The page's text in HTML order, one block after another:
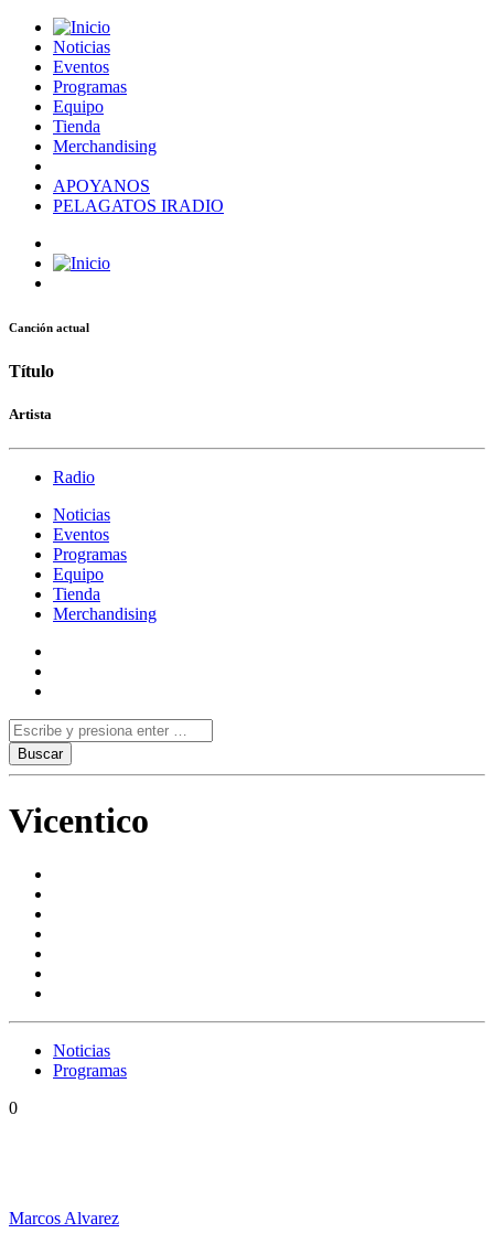
Noticias
Eventos
Programas
Equipo
Tienda
Merchandising
APOYANOS
PELAGATOS IRADIO
Canción actual
Título
Artista
Radio
Noticias
Eventos
Programas
Equipo
Tienda
Merchandising
Vicentico
Noticias
Programas
0
Marcos Alvarez